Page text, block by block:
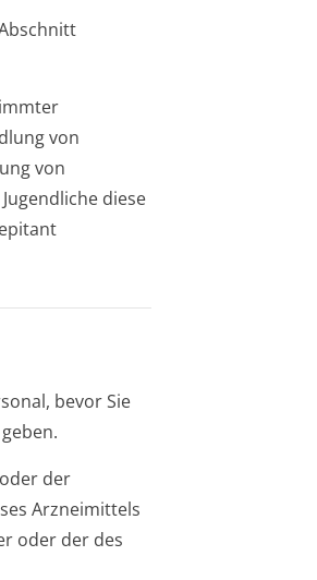
von
von
diese
bevor Sie
der
Arzneimittels
oder der des